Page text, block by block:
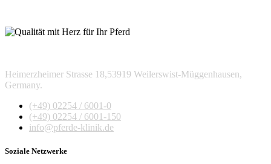
Heimerzheimer Strasse 18,53919 Weilerswist-Müggenhausen,
Germany.
(+49) 02254 / 6001-0
(+49) 02254 / 6001-150
info@pferde-klinik.de
Soziale Netzwerke